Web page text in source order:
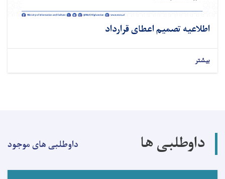
اطلاعیه تصمیم اعطای قرارداد
بیشتر
داوطلبی ها داوطلبی های موجود